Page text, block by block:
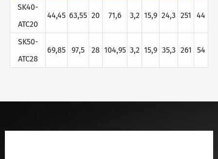
SK40-
ATC20
44,45 63,55 20 71,6 3,2 15,9 24,3 251 44
SK50-
ATC28
69,85 97,5 28 104,95 3,2 15,9 35,3 261 54